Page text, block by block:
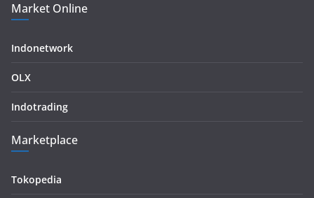
Market Online
Indonetwork
OLX
Indotrading
Marketplace
Tokopedia